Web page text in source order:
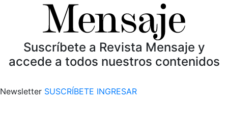
Suscríbete a Revista Mensaje y
accede a todos nuestros contenidos
Newsletter SUSCRÍBETE INGRESAR